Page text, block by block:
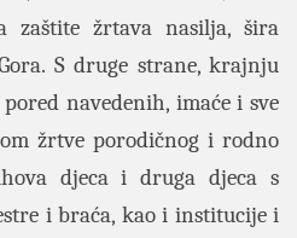
zaštite žrtava nasilja, šira
S druge strane, krajnju
navedenih, imaće i sve
žrtve porodičnog i rodno
djeca i druga djeca s
i braća, kao i institucije i